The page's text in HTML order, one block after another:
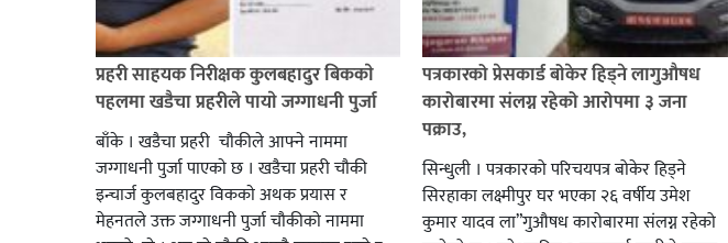
प्रहरी साहयक निरीक्षक कुलबहादुर बिककाे
पहलमा खडैचा प्रहरीले पायाे जग्गाधनी पुर्जा
बाँके । खडैचा प्रहरी चाैकीले आफ्ने नाममा
जग्गाधनी पुर्जा पाएकाे छ । खडैचा प्रहरी चाैकी
इन्चार्ज कुलबहादुर विककाे अथक प्रयास र
मेहनतले उक्त जग्गाधनी पुर्जा चाैकीकाे नाममा
पत्रकारको प्रेसकार्ड बोकेर हिड्ने लागुऔषध
कारोबारमा संलग्न रहेको आरोपमा ३ जना
पक्राउ,
सिन्धुली । पत्रकारको परिचयपत्र बोकेर हिड्ने
सिरहाका लक्ष्मीपुर घर भएका २६ वर्षीय उमेश
कुमार यादव ला”गुऔषध कारोबारमा संलग्न रहेको